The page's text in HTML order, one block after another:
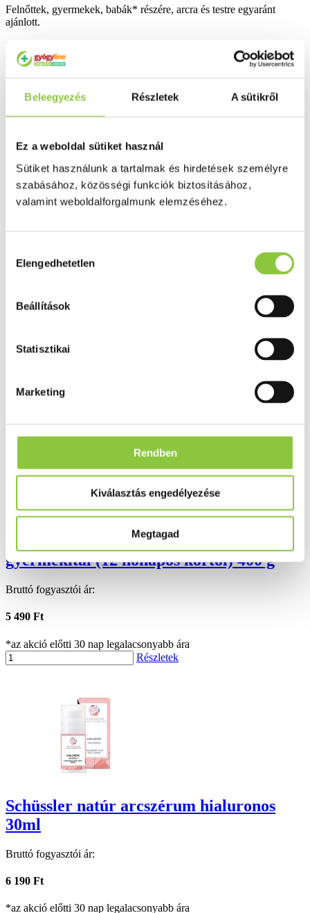
Beleegyezés Részletek A sütikről
Ez a weboldal sütiket használ
Sütiket használunk a tartalmak és hirdetések személyre
szabásához, közösségi funkciók biztosításához,
valamint weboldalforgalmunk elemzéséhez.
kiválasztása
Elengedhetetlen
Beállítások
Statisztikai
Marketing
Rendben
Kiválasztás engedélyezése
Megtagad
Felnőttek, gyermekek, babák* részére, arcra és testre egyaránt
ajánlott.
*Kivéve koraszülöttek
Tisztít, nyugtat és visszaállítja a bőr megfelelő lipidrétegét.
Hipoallergén. Parabénmentes. Színezékmentes. Szappanmentes.
Összetevők: Aqua/Water/Eau, Glycerin, Peg-7 Glyceryl Cocoate,
Glyceryl Oleate, Citric Acid, PEG-90 Glyceryl Isostearate,
Fragrance (Parfum), Mannitol, Polysorbate 20, Xylitol, Laureth-2,
Rhamnose, Niacinamide, Fructooligosaccharides, Tocopherol,
Hydrogenated Palm Glycerides Citrate, Lecithin, Ascorbyl
Palmitate.
Ingyenes szállítás 18 000 Ft felett
Valós gyógyszertári háttér
Capricare 3 kecsketej alapú, junior
gyermekital (12 hónapos kortól) 400 g
Bruttó fogyasztói ár:
5 490 Ft
*az akció előtti 30 nap legalacsonyabb ára
Részletek
Schüssler natúr arcszérum hialuronos
30ml
Bruttó fogyasztói ár:
6 190 Ft
*az akció előtti 30 nap legalacsonyabb ára